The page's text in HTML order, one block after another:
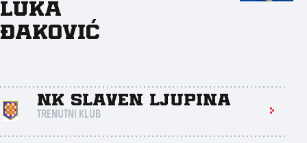
Luka
Đaković
NK Slaven Ljupina
TRENUTNI KLUB